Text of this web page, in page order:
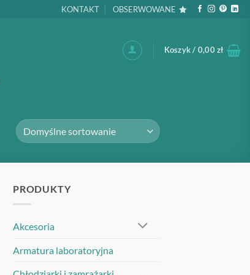
KONTAKT OBSERWOWANE
Koszyk / 0,00zł
PRODUKTY
Akcesoria
Armatura laboratoryjna